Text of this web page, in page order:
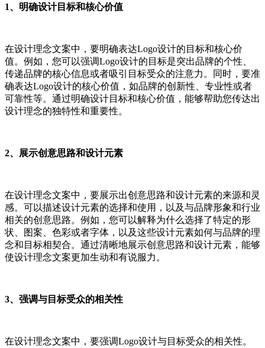
1、明确设计目标和核心价值
在设计理念文案中，要明确表达Logo设计的目标和核心价
值。例如，您可以强调Logo设计的目标是突出品牌的个性、
传递品牌的核心信息或者吸引目标受众的注意力。同时，要准
确表达Logo设计的核心价值，如品牌的创新性、专业性或者
可靠性等。通过明确设计目标和核心价值，能够帮助您传达出
设计理念的独特性和重要性。
2、展示创意思路和设计元素
在设计理念文案中，要展示出创意思路和设计元素的来源和灵
感。可以描述设计元素的选择和使用，以及与品牌形象和行业
相关的创意思路。例如，您可以解释为什么选择了特定的形
状、图案、色彩或者字体，以及这些设计元素如何与品牌的理
念和目标相契合。通过清晰地展示创意思路和设计元素，能够
使设计理念文案更加生动和有说服力。
3、强调与目标受众的相关性
在设计理念文案中，要强调Logo设计与目标受众的相关性。